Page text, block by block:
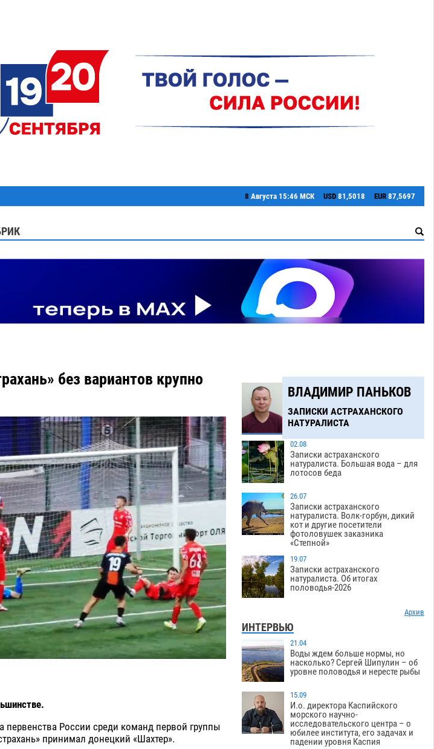
8 Августа 15:46 МСК USD 81,5018 EUR 87,5697
без вариантов крупно
первенства России среди команд первой группы
принимал донецкий «Шахтер».
ВЛАДИМИР ПАНЬКОВ
ЗАПИСКИ АСТРАХАНСКОГО
НАТУРАЛИСТА
02.08
Записки астраханского
натуралиста. Большая вода – для
лотосов беда
26.07
Записки астраханского
натуралиста. Волк-горбун, дикий
кот и другие посетители
фотоловушек заказника
«Степной»
19.07
Записки астраханского
натуралиста. Об итогах
половодья-2026
Архив
ИНТЕРВЬЮ
21.04
Воды ждем больше нормы, но
насколько? Сергей Шипулин – об
уровне половодья и нересте рыбы
15.09
И.о. директора Каспийского
морского научно-
исследовательского центра – о
юбилее института, его задачах и
падении уровня Каспия